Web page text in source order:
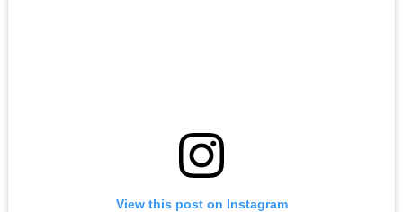
View this post on Instagram